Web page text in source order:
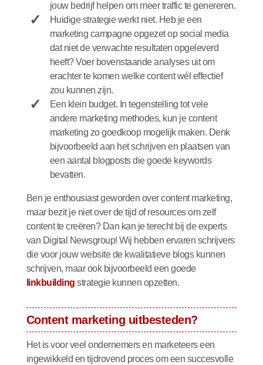
jouw bedrijf helpen om meer traffic te genereren.
Huidige strategie werkt niet. Heb je een
marketing campagne opgezet op social media
dat niet de verwachte resultaten opgeleverd
heeft? Voer bovenstaande analyses uit om
erachter te komen welke content wél effectief
zou kunnen zijn.
Een klein budget. In tegenstelling tot vele
andere marketing methodes, kun je content
marketing zo goedkoop mogelijk maken. Denk
bijvoorbeeld aan het schrijven en plaatsen van
een aantal blogposts die goede keywords
bevatten.
Ben je enthousiast geworden over content marketing,
maar bezit je niet over de tijd of resources om zelf
content te creëren? Dan kan je terecht bij deexperts
van Digital Newsgroup! Wij hebben ervaren schrijvers
die voor jouw website de kwalitatieve blogs kunnen
schrijven, maar ook bijvoorbeeld een goede
linkbuilding strategie kunnen opzetten.
Content marketing uitbesteden?
Het is voor veel ondernemers en marketeers een
ingewikkeld en tijdrovend proces om een succesvolle